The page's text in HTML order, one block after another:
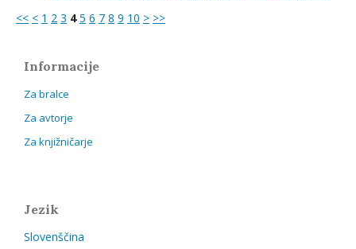
<< < 1 2 3 4 5 6 7 8 9 10 > >>
Informacije
Za bralce
Za avtorje
Za knjižničarje
Jezik
Slovenščina